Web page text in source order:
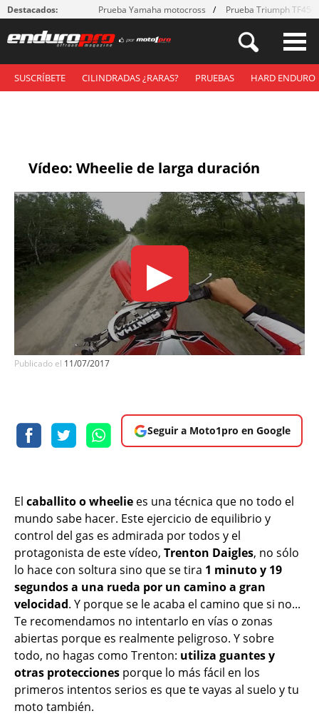
Destacados: Prueba Yamaha motocross Prueba Triumph
SUSCRÍBETE CILINDRADAS ¿RARAS? PRUEBAS HARD ENDURO
Vídeo: Wheelie de larga duración
▶
Publicado el 11/07/2017
Seguir a Moto1pro en Google
El caballito o wheelie es una técnica que no todo el
mundo sabe hacer. Este ejercicio de equilibrio y
control del gas es admirada por todos y el
protagonista de este vídeo, Trenton Daigles, no sólo
lo hace con soltura sino que se tira 1 minuto y 19
segundos a una rueda por un camino a gran
velocidad. Y porque se le acaba el camino que si no...
Te recomendamos no intentarlo en vías o zonas
abiertas porque es realmente peligroso. Y sobre
todo, no hagas como Trenton: utiliza guantes y
otras protecciones porque lo más fácil en los
primeros intentos serios es que te vayas al suelo y tu
moto también.